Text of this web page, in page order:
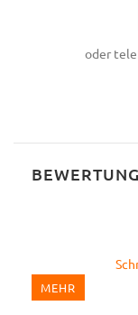
oder
MEHR